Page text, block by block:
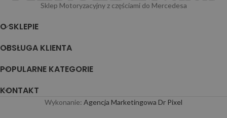
Sklep Motoryzacyjny z częściami do Mercedesa
O SKLEPIE
OBSŁUGA KLIENTA
POPULARNE KATEGORIE
KONTAKT
Wykonanie: Agencja Marketingowa Dr Pixel